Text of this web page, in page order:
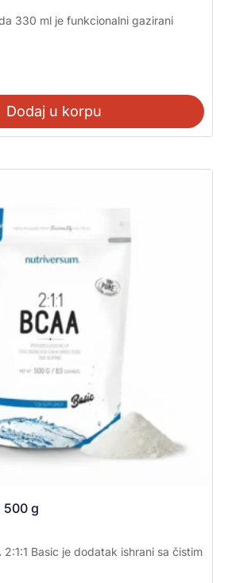
330 ml je funkcionalni gazirani
Dodaj u korpu
500 g
Basic je dodatak ishrani sa čistim